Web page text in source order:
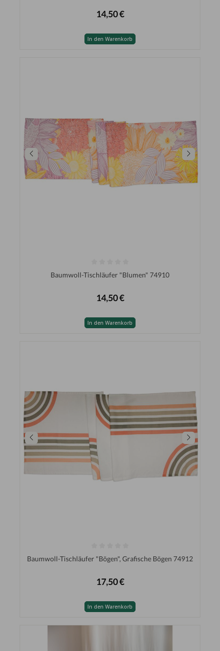
14,50 €
In den Warenkorb
Baumwoll-Tischläufer "Blumen" 74910
14,50 €
In den Warenkorb
Baumwoll-Tischläufer "Bögen", Grafische Bögen 74912
17,50 €
In den Warenkorb